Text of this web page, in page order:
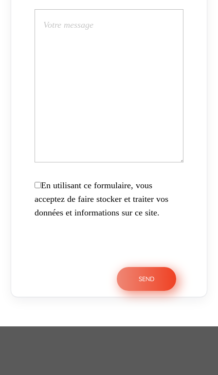
En utilisant ce formulaire, vous
acceptez de faire stocker et traiter vos
données et informations sur ce site.